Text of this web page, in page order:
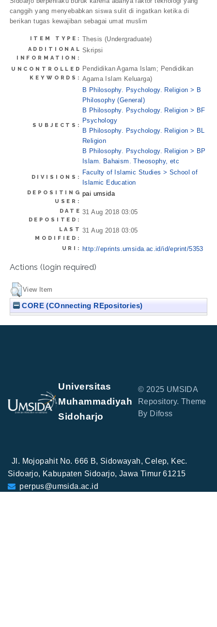
canggih yang menyebabkan siswa sulit di ingatkan ketika di
berikan tugas kewajiban sebagai umat muslim
ITEM TYPE: Thesis (Undergraduate)
ADDITIONAL
INFORMATION:
Skripsi
UNCONTROLLED
KEYWORDS:
Pendidikan Agama Islam; Pendidikan
Agama Islam Keluarga)
SUBJECTS:
B Philosophy. Psychology. Religion > B
Philosophy (General)
B Philosophy. Psychology. Religion > BF
Psychology
B Philosophy. Psychology. Religion > BL
Religion
B Philosophy. Psychology. Religion > BP
Islam. Bahaism. Theosophy, etc
DIVISIONS:
Faculty of Islamic Studies > School of
Islamic Education
DEPOSITING
USER:
pai umsida
DATE
DEPOSITED:
31 Aug 2018 03:05
LAST
MODIFIED:
31 Aug 2018 03:05
URI: http://eprints.umsida.ac.id/id/eprint/5353
Actions (login required)
View Item
CORE (COnnecting REpositories)
Universitas
Muhammadiyah
Sidoharjo
© 2025 UMSIDA
Repository. Theme
By Difoss
Jl. Mojopahit No. 666 B, Sidowayah, Celep, Kec.
Sidoarjo, Kabupaten Sidoarjo, Jawa Timur 61215
perpus@umsida.ac.id